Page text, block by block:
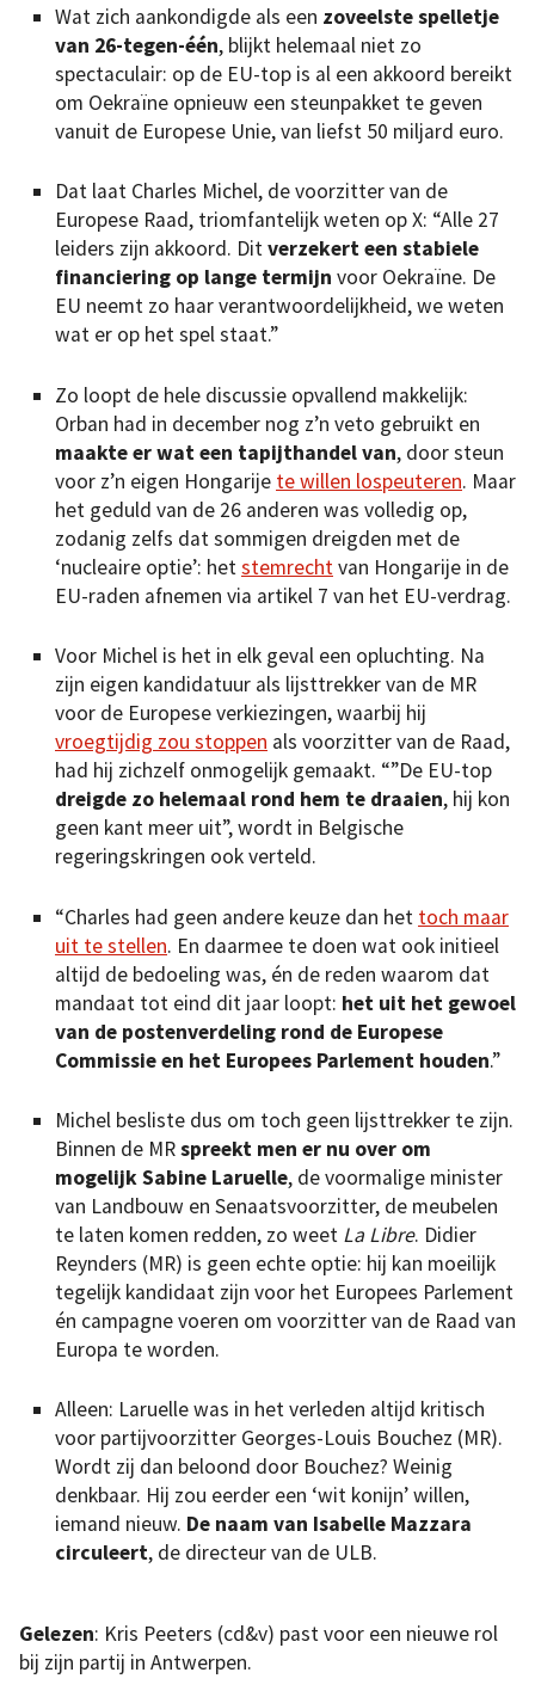
Wat zich aankondigde als een zoveelste spelletje
van 26-tegen-één, blijkt helemaal niet zo
spectaculair: op de EU-top is al een akkoord bereikt
om Oekraïne opnieuw een steunpakket te geven
vanuit de Europese Unie, van liefst 50 miljard euro.
Dat laat Charles Michel, de voorzitter van de
Europese Raad, triomfantelijk weten op X: “Alle 27
leiders zijn akkoord. Ditverzekert een stabiele
financiering op lange termijn voor Oekraïne. De
EU neemt zo haar verantwoordelijkheid, we weten
wat er op het spel staat.”
Zo loopt de hele discussie opvallend makkelijk:
Orban had in december nog z’n veto gebruikt en
maakte er wat een tapijthandel van, door steun
voor z’n eigen Hongarije te willen lospeuteren. Maar
het geduld van de 26 anderen was volledig op,
zodanig zelfs dat sommigen dreigden met de
‘nucleaire optie’: hetstemrechtvan Hongarije in de
EU-raden afnemen via artikel 7 van het EU-verdrag.
Voor Michel is het in elk geval een opluchting. Na
zijn eigen kandidatuur als lijsttrekker van de MR
voor de Europese verkiezingen, waarbij hij
vroegtijdig zou stoppen als voorzitter van de Raad,
had hij zichzelf onmogelijk gemaakt. “”De EU-top
dreigde zo helemaal rond hem te draaien, hij kon
geen kant meer uit”, wordt in Belgische
regeringskringen ook verteld.
“Charles had geen andere keuze dan het toch maar
uit te stellen. En daarmee te doen wat ook initieel
altijd de bedoeling was, én de reden waarom dat
mandaat tot eind dit jaar loopt: het uit het gewoel
van de postenverdeling rond de Europese
Commissie en het Europees Parlement houden.”
Michel besliste dus om toch geen lijsttrekker te zijn.
Binnen de MRspreekt men er nu over om
mogelijk Sabine Laruelle, de voormalige minister
van Landbouw en Senaatsvoorzitter, de meubelen
te laten komen redden, zo weet La Libre. Didier
Reynders (MR) is geen echte optie: hij kan moeilijk
tegelijk kandidaat zijn voor het Europees Parlement
én campagne voeren om voorzitter van de Raad van
Europa te worden.
Alleen: Laruelle was in het verleden altijd kritisch
voor partijvoorzitter Georges-Louis Bouchez (MR).
Wordt zij dan beloond door Bouchez? Weinig
denkbaar. Hij zou eerder een ‘wit konijn’ willen,
iemand nieuw. De naam van Isabelle Mazzara
circuleert, de directeur van de ULB.
Gelezen: Kris Peeters (cd&v) past voor een nieuwe rol
bij zijn partij in Antwerpen.